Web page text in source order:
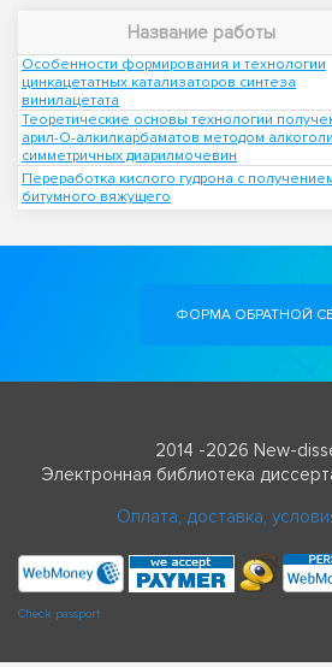
Название работы
Особенности формирования и технологии
цинкацетатных катализаторов синтеза
винилацетата
Теоретические основы технологии
арил-О-алкилкарбаматов методом
симметричных диарилмочевин
Переработка кислого гудрона с
битумного вяжущего
ФОРМА ОБРАТНОЙ
2014 -2026 New-
Электронная библиотека
Оплата, доставка,
Check passport